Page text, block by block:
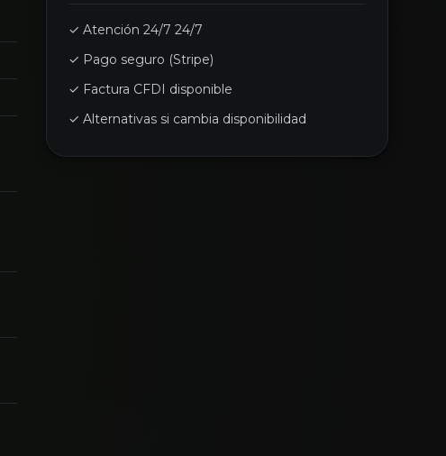
✓ Atención 24/7 24/7
✓ Pago seguro (Stripe)
✓ Factura CFDI disponible
✓ Alternativas si cambia disponibilidad